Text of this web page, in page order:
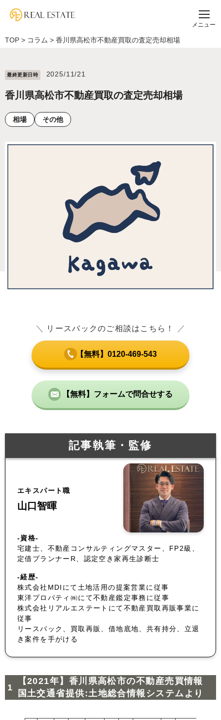
メニュー
TOP > コラム > 香川県高松市不動産買取の査定売却相場
最終更新⽇時 2025/11/21
香川県高松市不動産買取の査定売却相場
相場 その他
＼ リースバックのご相談はこちら！ ／
【無料】0120-469-543
【無料】フォームで問合せする
記事執筆・監修
エキスパート職
山口智暉
-資格-
宅建士、不動産コンサルティングマスター、FP2級、
定借プランナーR、認定空き家再生診断士
-経歴-
株式会社MDIにて土地活用の提案営業に従事
東洋プロパティ㈱にて不動産鑑定事務に従事
株式会社リアルエステートにて不動産買取再販事業に
従事
リースバック、買取再販、借地底地、共有持分、立退
き案件を手がける
【2021年】香川県高松市の不動産売買情報
国土交通省提供:土地総合情報システムより